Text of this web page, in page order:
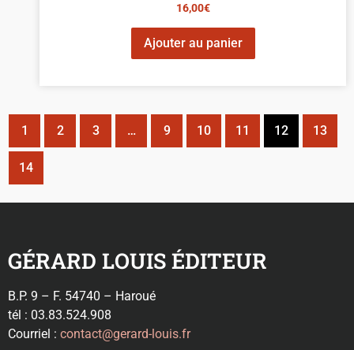
16,00€
Ajouter au panier
1 2 3 … 9 10 11 12 13
14
GÉRARD LOUIS ÉDITEUR
B.P. 9 – F. 54740 – Haroué
tél : 03.83.524.908
Courriel : contact@gerard-louis.fr